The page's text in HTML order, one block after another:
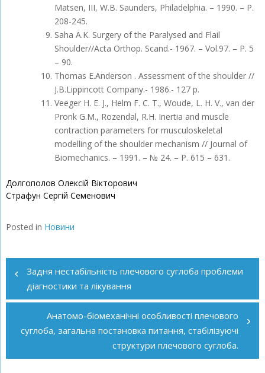
Matsen, III, W.B. Saunders, Philadelphia. – 1990. – Р.
208-245.
Saha A.K. Surgery of the Paralysed and Flail
Shoulder//Acta Orthop. Scand.- 1967. – Vol.97. – P. 5
– 90.
Thomas E.Anderson . Assessment of the shoulder //
J.B.Lippincott Company.- 1986.- 127 р.
Veeger H. E. J., Helm F. C. T., Woude, L. H. V., van der
Pronk G.M., Rozendal, R.H. Inertia and muscle
contraction parameters for musculoskeletal
modelling of the shoulder mechanism // Journal of
Biomechanics. – 1991. – № 24. – Р. 615 – 631.
Долгополов Олексій Вікторович
Страфун Сергій Семенович
Posted in Новини
Навігація
записів
Задня нестабільність плечового суглоба проблеми
діагностики та лікування
Анатомо-біомеханічні особливості плечового
суглоба, загальна постановка питання, стабілізуючі
структури плечового суглоба.